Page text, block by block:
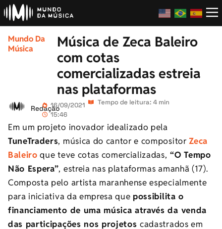
Mundo Da
Música
Música de Zeca Baleiro
com cotas
comercializadas estreia
nas plataformas
Redação16/09/2021
15:46
Tempo de leitura: 4 min
Em um projeto inovador idealizado pela
TuneTraders, música do cantor e compositorZeca
Baleiro que teve cotas comercializadas, “O Tempo
Não Espera”, estreia nas plataformas amanhã (17).
Composta pelo artista maranhense especialmente
para iniciativa da empresa que possibilita o
financiamento de uma música através da venda
das participações nos projetoscadastrados em